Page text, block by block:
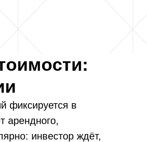
фиксируется в
арендного,
инвестор ждёт,